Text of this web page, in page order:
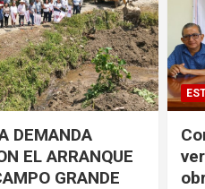
antorchistas
y
en